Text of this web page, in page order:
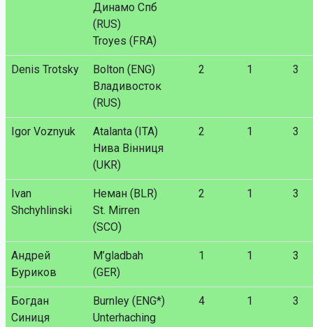
Динамо Спб
(RUS)
Troyes (FRA)
Denis Trotsky
Bolton (ENG)
Владивосток
(RUS)
2 1 3
Igor Voznyuk
Atalanta (ITA)
Нива Вінниця
(UKR)
2 1 3
Ivan
Shchyhlinski
Неман (BLR)
St. Mirren
(SCO)
2 1 3
Андрей
Буриков
M’gladbah
(GER)
1 1 3
Богдан
Синиця
Burnley (ENG*)
Unterhaching
4 1 3